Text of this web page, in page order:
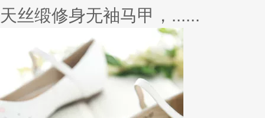
天丝缎修身无袖马甲，......